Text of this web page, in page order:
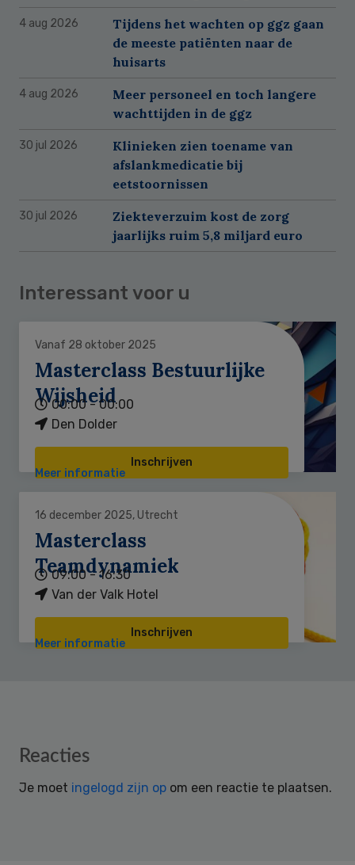
4 aug 2026
Tijdens het wachten op ggz gaan
de meeste patiënten naar de
huisarts
4 aug 2026
Meer personeel en toch langere
wachttijden in de ggz
30 jul 2026
Klinieken zien toename van
afslankmedicatie bij
eetstoornissen
30 jul 2026
Ziekteverzuim kost de zorg
jaarlijks ruim 5,8 miljard euro
Interessant voor u
Vanaf 28 oktober 2025
Masterclass Bestuurlijke
Wijsheid
00:00 - 00:00
Den Dolder
Inschrijven
Meer informatie
16 december 2025, Utrecht
Masterclass
Teamdynamiek
09:00 - 16:30
Van der Valk Hotel
Inschrijven
Meer informatie
Reader
Reacties
Je moet ingelogd zijn op om een reactie te plaatsen.